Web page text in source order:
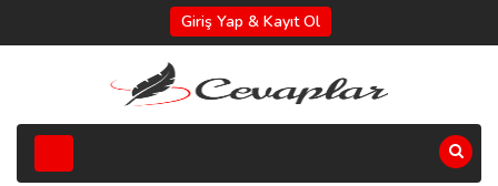
Giriş Yap & Kayıt Ol